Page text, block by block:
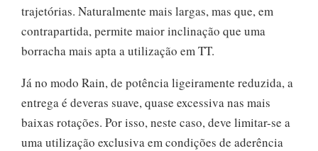
trajetórias. Naturalmente mais largas, mas que, em
contrapartida, permite maior inclinação que uma
borracha mais apta a utilização em TT.
Já no modo Rain, de potência ligeiramente reduzida, a
entrega é deveras suave, quase excessiva nas mais
baixas rotações. Por isso, neste caso, deve limitar-se a
uma utilização exclusiva em condições de aderência